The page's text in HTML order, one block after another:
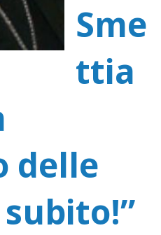
Sme
ttia
delle